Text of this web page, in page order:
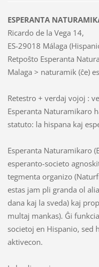
ESPERANTA
Ricardo de la Vega 14,
ES-29018 Málaga
Retpoŝto Esperanta
Malaga > naturamik (ĉe)
Retestro + verdaj vojoj :
Esperanta Naturamikaro
statuto: la hispana kaj
Esperanta Naturamikaro
esperanto-societo
tegmenta organizo
estas jam pli granda ol
dana kaj la sveda) kaj
multaj mankas). Ĝi
societoj en Hispanio, sed
aktivecon.